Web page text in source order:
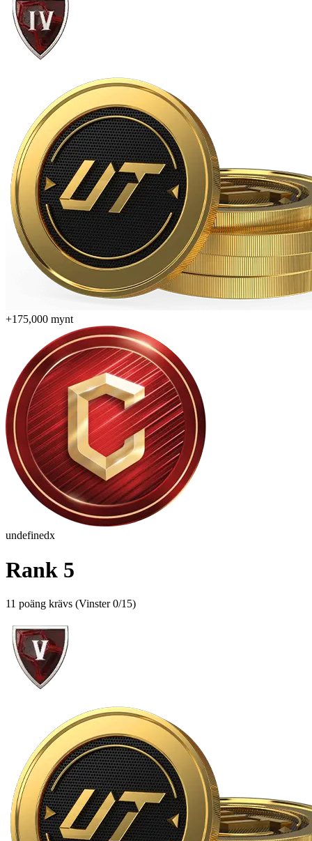
+175,000 mynt
undefinedx
Rank 5
11 poäng krävs (Vinster 0/15)